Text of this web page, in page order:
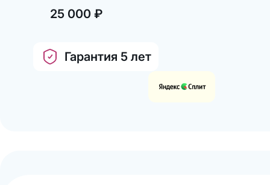
25 000 руб.
₽
Гарантия 5 лет